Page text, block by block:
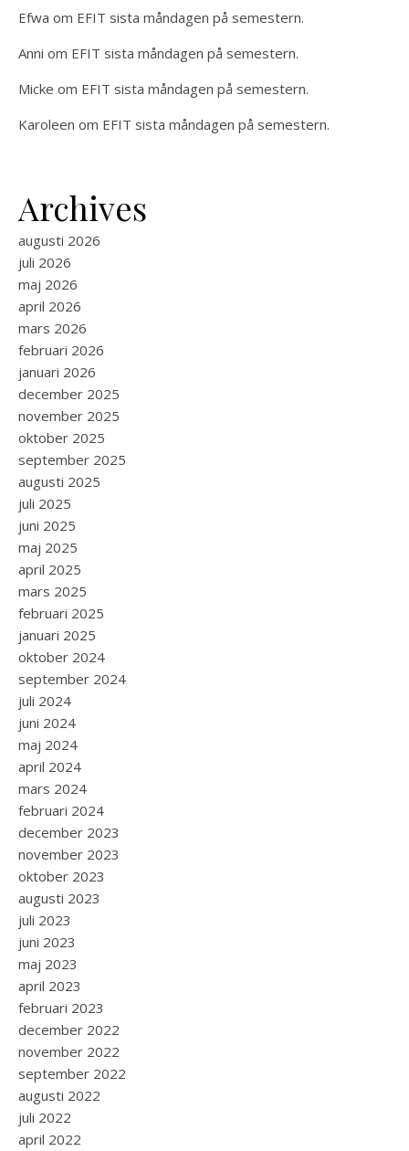
Efwa om EFIT sista måndagen på semestern.
Anni om EFIT sista måndagen på semestern.
Micke om EFIT sista måndagen på semestern.
Karoleen om EFIT sista måndagen på semestern.
Archives
augusti 2026
juli 2026
maj 2026
april 2026
mars 2026
februari 2026
januari 2026
december 2025
november 2025
oktober 2025
september 2025
augusti 2025
juli 2025
juni 2025
maj 2025
april 2025
mars 2025
februari 2025
januari 2025
oktober 2024
september 2024
juli 2024
juni 2024
maj 2024
april 2024
mars 2024
februari 2024
december 2023
november 2023
oktober 2023
augusti 2023
juli 2023
juni 2023
maj 2023
april 2023
februari 2023
december 2022
november 2022
september 2022
augusti 2022
juli 2022
april 2022